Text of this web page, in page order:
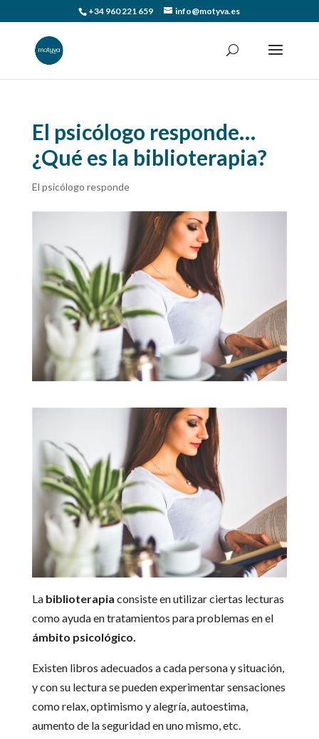
+34 960 221 659 info@motyva.es
El psicólogo responde…
¿Qué es la biblioterapia?
El psicólogo responde
La biblioterapia consiste en utilizar ciertas lecturas
como ayuda en tratamientos para problemas en el
ámbito psicológico.
Existen libros adecuados a cada persona y situación,
y con su lectura se pueden experimentar sensaciones
como relax, optimismo y alegría, autoestima,
aumento de la seguridad en uno mismo, etc.